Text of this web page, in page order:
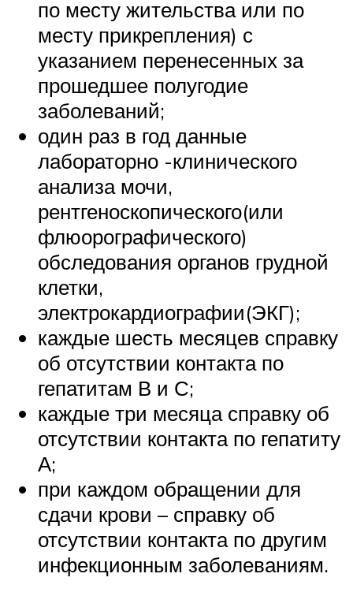
по месту жительства или по
месту прикрепления) с
указанием перенесенных за
прошедшее полугодие
заболеваний;
один раз в год данные
лабораторно -клинического
анализа мочи,
рентгеноскопического(или
флюорографического)
обследования органов грудной
клетки,
электрокардиографии(ЭКГ);
каждые шесть месяцев справку
об отсутствии контакта по
гепатитам В и С;
каждые три месяца справку об
отсутствии контакта по гепатиту
А;
при каждом обращении для
сдачи крови – справку об
отсутствии контакта по другим
инфекционным заболеваниям.